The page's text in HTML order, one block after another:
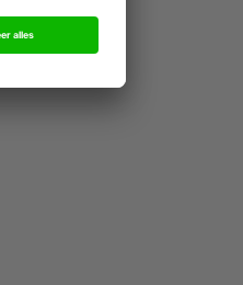
worden geen